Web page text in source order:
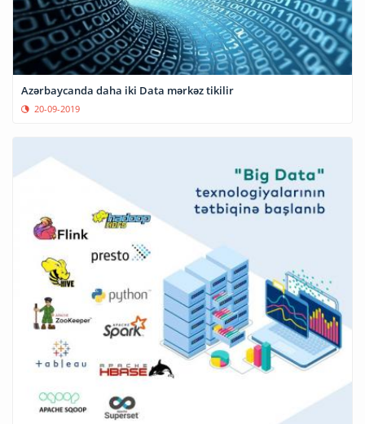
Azərbaycanda daha iki Data mərkəz tikilir
20-09-2019